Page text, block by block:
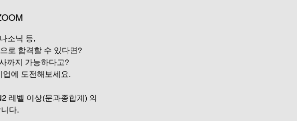
소닉 등,
로 합격할 수 있다면?
까지 가능하다고?
에 도전해보세요.
레벨 이상(문과종합계) 의